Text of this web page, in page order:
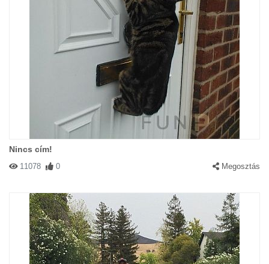
Nincs cím!
11078 0 Megosztás